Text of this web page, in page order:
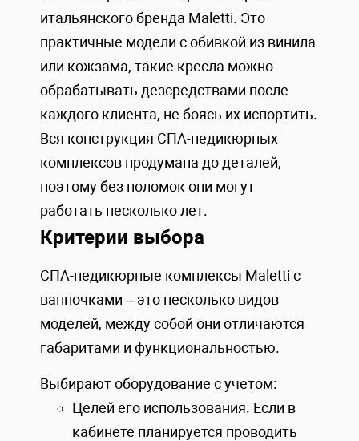
итальянского бренда Maletti. Это
практичные модели с обивкой из винила
или кожзама, такие кресла можно
обрабатывать дезсредствами после
каждого клиента, не боясь их испортить.
Вся конструкция СПА-педикюрных
комплексов продумана до деталей,
поэтому без поломок они могут
работать несколько лет.
Критерии выбора
СПА-педикюрные комплексы Maletti с
ванночками – это несколько видов
моделей, между собой они отличаются
габаритами и функциональностью.
Выбирают оборудование с учетом:
Целей его использования. Если в
кабинете планируется проводить